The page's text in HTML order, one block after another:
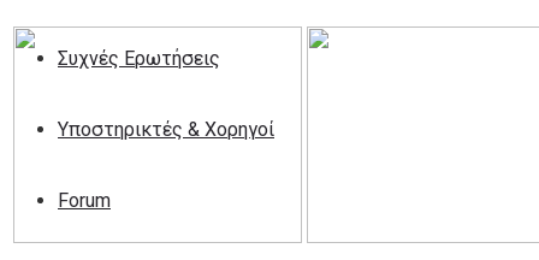
Συχνές Ερωτήσεις
Υποστηρικτές & Χορηγοί
Forum